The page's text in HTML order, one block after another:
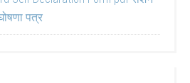
पत्र